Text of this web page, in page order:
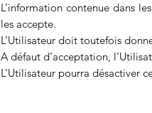
L’information contenue dans
les accepte.
L’Utilisateur doit toutefois
A défaut d’acceptation,
L’Utilisateur pourra désactiver